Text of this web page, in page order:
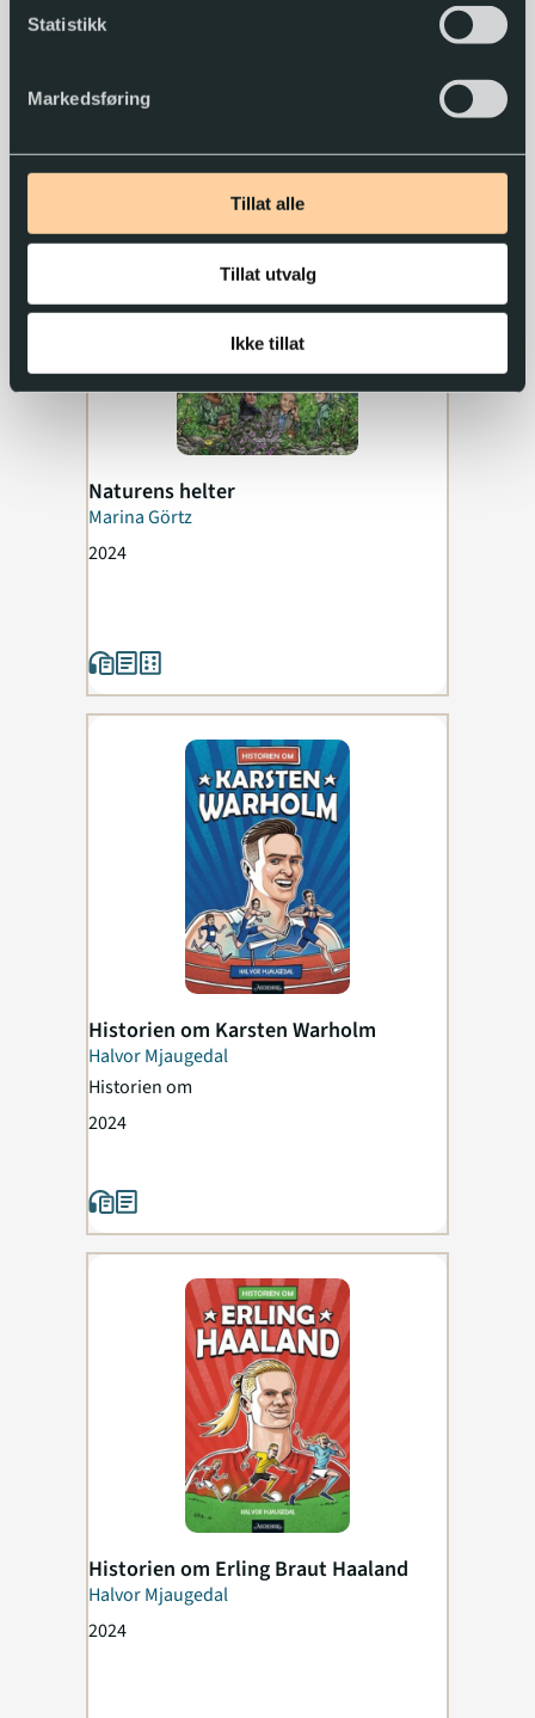
Statistikk
Markedsføring
Tillat alle
Tillat utvalg
Ikke tillat
2023
Naturens helter
Marina Görtz
2024
Historien om Karsten Warholm
Halvor Mjaugedal
Historien om
2024
Historien om Erling Braut Haaland
Halvor Mjaugedal
2024